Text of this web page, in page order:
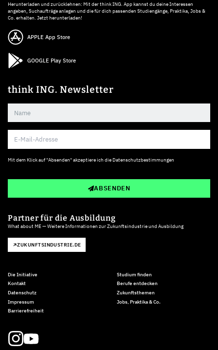
Herunterladen und zurücklehnen: Mit der think ING. App kannst du deine Interessen
angeben, Suchaufträge anlegen und die für dich passenden Studiengänge, Praktika, Jobs &
Co. erhalten. Jetzt herunterladen!
APPLE App Store
GOOGLE Play Store
think ING. Newsletter
Mit dem Klick auf "Absenden" akzeptiere ich die Datenschutzbestimmungen
ABSENDEN
Partner für die Ausbildung
What about ME — Weitere Informationen zur Zukunftsindustrie und Ausbildung
ZUKUNFTSINDUSTRIE.DE
Die Initiative
Kontakt
Datenschutz
Impressum
Barrierefreiheit
Studium finden
Berufe entdecken
Zukunftsthemen
Jobs, Praktika & Co.